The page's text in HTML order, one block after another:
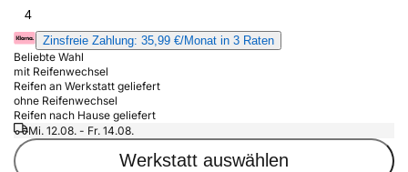
4
Zinsfreie Zahlung: 35,99 €/Monat in 3 Raten
Beliebte Wahl
mit Reifenwechsel
Reifen an Werkstatt geliefert
ohne Reifenwechsel
Reifen nach Hause geliefert
Mi. 12.08. - Fr. 14.08.
Werkstatt auswählen